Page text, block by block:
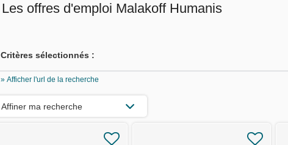
Les offres d'emploi Malakoff Humanis
Critères sélectionnés :
» Afficher l'url de la recherche
Affiner ma recherche